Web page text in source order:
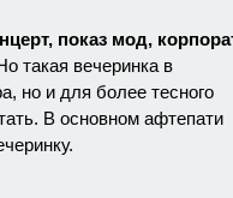
показ мод,
такая вечеринка в
но и для более тесного
В основном афтепати